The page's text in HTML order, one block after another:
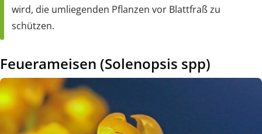
wird, die umliegenden Pflanzen vor Blattfraß zu
schützen.
Feuerameisen (Solenopsis spp)